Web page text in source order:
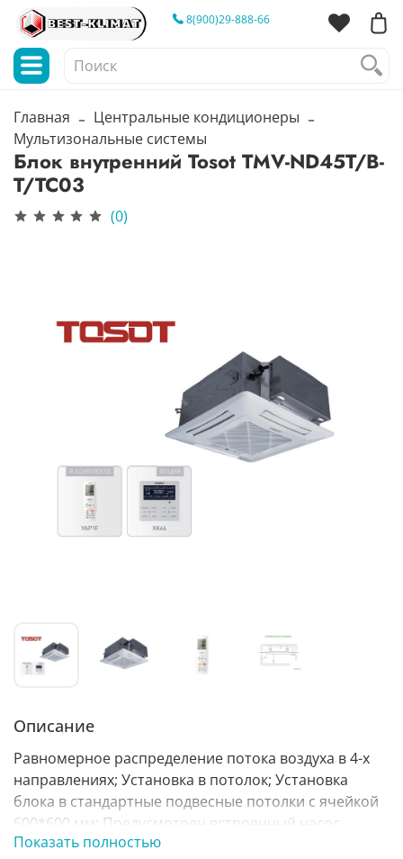
8(900)29-888-66
Главная
Центральные кондиционеры
Мультизональные системы
Блок внутренний Tosot TMV-ND45T/B-
T/TC03
(0)
Описание
Равномерное распределение потока воздуха в 4-х
направлениях; Установка в потолок; Установка
блока в стандартные подвесные потолки с ячейкой
600*600 мм: Предусмотрен встроенный насос
отвода конденсата на высоту до 800 мм.
Показать полностью